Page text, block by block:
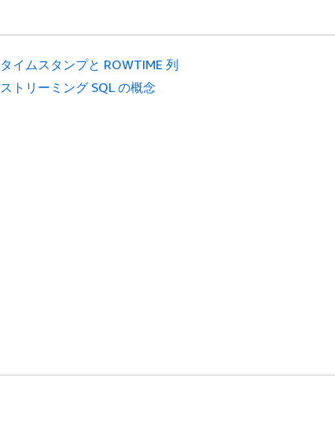
タイムスタンプと ROWTIME 列
ストリーミング SQL の概念